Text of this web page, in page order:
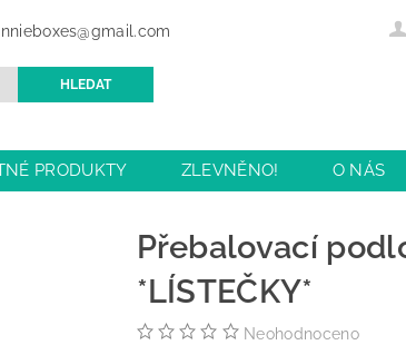
PRODUKTY ZLEVNĚNO!
O NÁS
Přebalovací
*LÍSTEČKY*
Neohodnoceno